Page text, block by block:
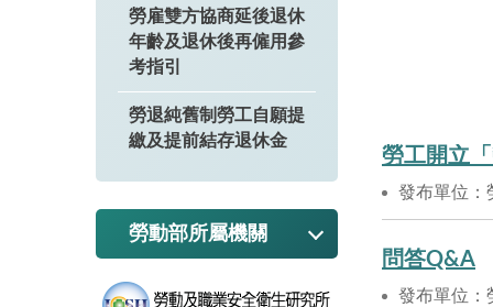
勞雇雙方協商延後退休
年齡及退休後再僱用參
考指引
勞退純舊制勞工自願提
繳及提前結存退休金
勞動部所屬機關
勞工開立
發布單位：
問答Q&A
發布單位：